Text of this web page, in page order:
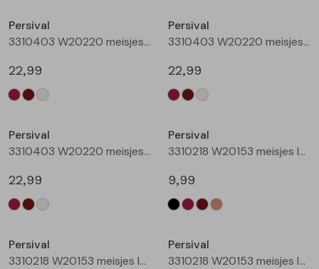
Bermuda's
Persival
3310403 W20220 meisjes sweatshirt Wijnrood
22,99
Persival
3310403 W20220 meisjes sweatshirt Bruin donker
22,99
Persival
3310403 W20220 meisjes sweatshirt Cream
22,99
Persival
3310218 W20153 meisjes legging Zwart
9,99
Persival
3310218 W20153 meisjes legging Wijnrood
Persival
3310218 W20153 meisjes legging Bruin donker